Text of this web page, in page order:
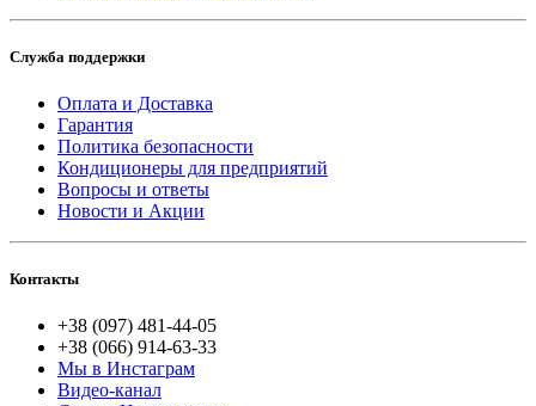
Служба поддержки
Оплата и Доставка
Гарантия
Политика безопасности
Кондиционеры для предприятий
Вопросы и ответы
Новости и Акции
Контакты
+38 (097) 481-44-05
+38 (066) 914-63-33
Мы в Инстаграм
Видео-канал